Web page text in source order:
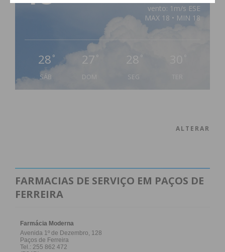
vento: 1m/s ESE
MAX 18 • MIN 18
28 °
SÁB
27 °
DOM
28 °
SEG
ALTERAR
FARMACIAS DE SERVIÇO EM PAÇOS DE
FERREIRA